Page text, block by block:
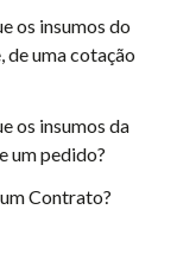
os insumos do
uma cotação
os insumos da
um pedido?
Contrato?